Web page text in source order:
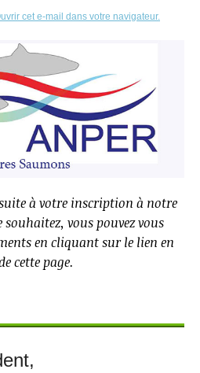
cet e-mail dans votre navigateur.
à votre inscription à notre
souhaitez, vous pouvez vous
en cliquant sur le lien en
cette page.